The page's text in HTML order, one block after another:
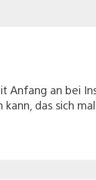
Anfang an bei
das sich